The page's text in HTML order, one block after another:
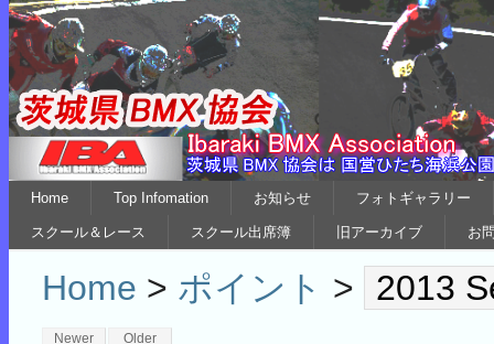
Home Top Infomation お知らせ フォトギャラリー
スクール＆レース スクール出席簿 旧アーカイブ お
Home > ポイント > 2013
Newer Older